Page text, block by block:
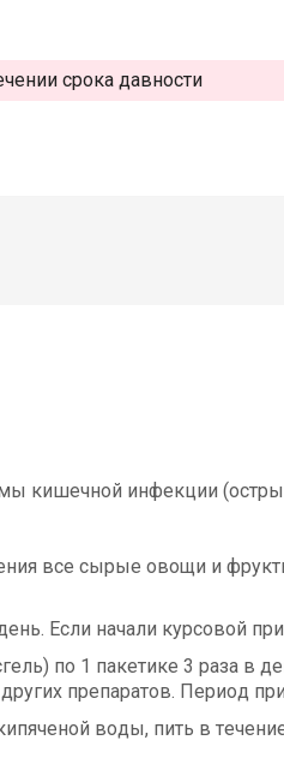
срока давности
кишечной инфекции
все сырые овощи и
Если начали курсовой
по 1 пакетике 3 раза в
препаратов. Период
воды, пить в